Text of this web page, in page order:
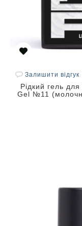
Залишити відгук
Рідкий гель
Gel №11